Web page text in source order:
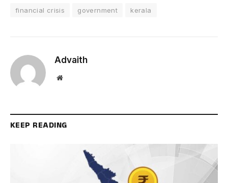
financial crisis government kerala
Advaith
Website
KEEP READING